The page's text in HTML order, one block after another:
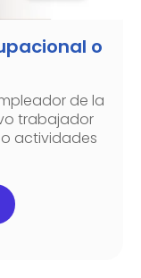
o
de la
trabajador
actividades